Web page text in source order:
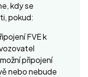
kdy se
pokud:
FVE k
připojení
nebo nebude